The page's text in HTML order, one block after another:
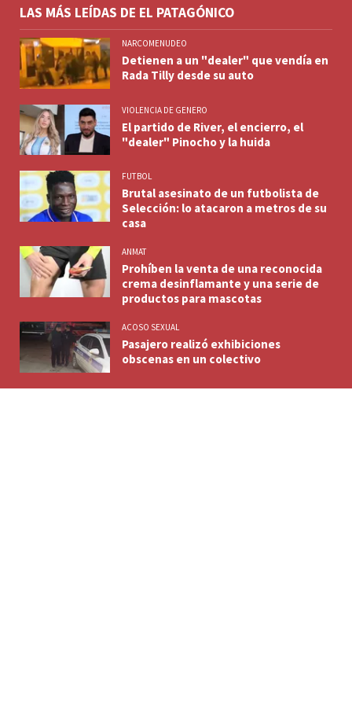
LAS MÁS LEÍDAS DE EL PATAGÓNICO
NARCOMENUDEO
Detienen a un "dealer" que vendía en
Rada Tilly desde su auto
VIOLENCIA DE GENERO
El partido de River, el encierro, el
"dealer" Pinocho y la huida
FUTBOL
Brutal asesinato de un futbolista de
Selección: lo atacaron a metros de su
casa
ANMAT
Prohíben la venta de una reconocida
crema desinflamante y una serie de
productos para mascotas
ACOSO SEXUAL
Pasajero realizó exhibiciones
obscenas en un colectivo